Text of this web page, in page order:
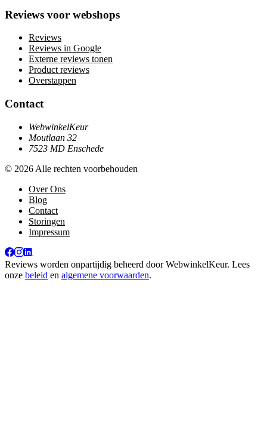
Reviews voor webshops
Reviews
Reviews in Google
Externe reviews tonen
Product reviews
Overstappen
Contact
WebwinkelKeur
Moutlaan 32
7523 MD Enschede
© 2026 Alle rechten voorbehouden
Over Ons
Blog
Contact
Storingen
Impressum
Reviews worden onpartijdig beheerd doorWebwinkelKeur. Lees
onze beleid en algemene voorwaarden.